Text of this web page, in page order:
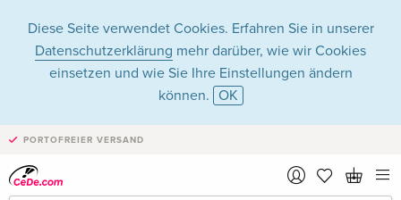
Diese Seite verwendet Cookies. Erfahren Sie in unserer
Datenschutzerklärung mehr darüber, wie wir Cookies
einsetzen und wie Sie Ihre Einstellungen ändern
können. OK
PORTOFREIER VERSAND